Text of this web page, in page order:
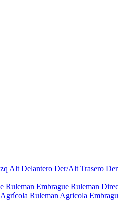
Alt Delantero Der/Alt Trasero
Ruleman Embrague Ruleman
Agrícola Ruleman Agricola